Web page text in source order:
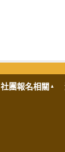
社團報名相關